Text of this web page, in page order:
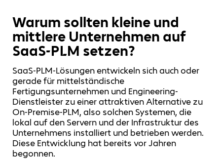
Warum sollten kleine und
mittlere Unternehmen auf
SaaS-PLM setzen?
SaaS-PLM-Lösungen entwickeln sich auch oder
gerade für mittelständische
Fertigungsunternehmen und Engineering-
Dienstleister zu einer attraktiven Alternative zu
On-Premise-PLM, also solchen Systemen, die
lokal auf den Servern und der Infrastruktur des
Unternehmens installiert und betrieben werden.
Diese Entwicklung hat bereits vor Jahren
begonnen.